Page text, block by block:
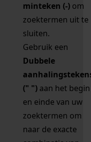
minteken (-) om
zoektermen uit te
sluiten.
Gebruik een
Dubbele
(" ") aan het begin
en einde van uw
zoektermen om
naar de exacte